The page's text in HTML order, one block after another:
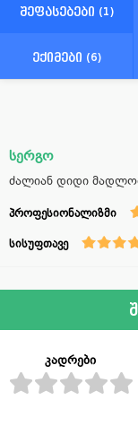
შეფასებები (1)
ექიმები (6)
სერგო
ძალიან დიდი
პროფესიონალიზმი
სისუფთავე
კადრები